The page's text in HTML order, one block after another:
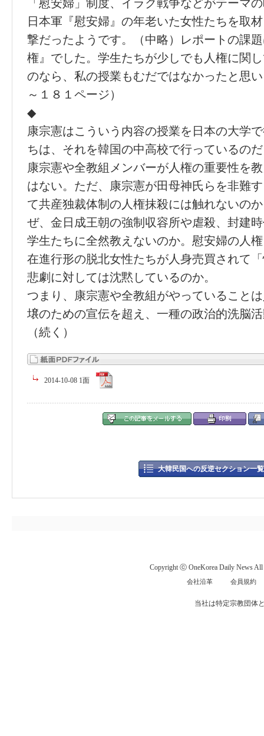
「慰安婦」制度、イラク戦争などがテーマ
日本軍『慰安婦』の年老いた女性たちを取
撃だったようです。（中略）レポートの課
権』でした。学生たちが少しでも人権に関
のなら、私の授業もむだではなかったと思
～１８１ページ）
◆
康宗憲はこういう内容の授業を日本の大学
ちは、それを韓国の中高校で行っているの
康宗憲や全教組メンバーが人権の重要性を
はない。ただ、康宗憲が田母神氏らを非難
て共産独裁体制の人権抹殺には触れないの
ぜ、金日成王朝の強制収容所や虐殺、封建
学生たちに全然教えないのか。慰安婦の人
在進行形の脱北女性たちが人身売買されて
悲劇に対しては沈黙しているのか。
つまり、康宗憲や全教組がやっていること
壌のための宣伝を超え、一種の政治的洗脳
（続く）
2014-10-08 1面
大韓民国への反逆セクション一
Copyright ⓒ OneKorea Daily News All
会社沿革 会員規約
当社は特定宗教団体